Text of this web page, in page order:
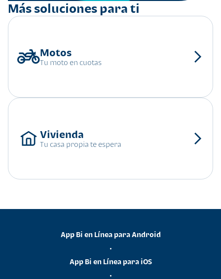
Más soluciones para ti
Tu moto en cuotas
Tu casa propia te espera
App Bi en Línea para Android
•
App Bi en Línea para iOS
•